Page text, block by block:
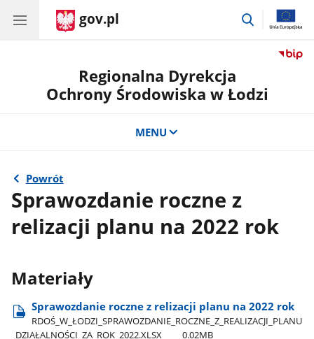
gov.pl
przejdź
Regionalna Dyrekcja
Ochrony Środowiska w Łodzi
MENU
Powrót
Sprawozdanie roczne z
relizacji planu na 2022 rok
Materiały
Sprawozdanie roczne z relizacji planu na 2022 rok
RDOŚ​_W​_ŁODZI​_SPRAWOZDANIE​_ROCZNE​_Z​_REALIZACJI​_PLANU​
_DZIAŁALNOŚCI​_ZA​_ROK​_2022.XLSX
0.02MB